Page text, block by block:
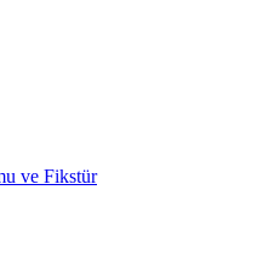
ve Fikstür